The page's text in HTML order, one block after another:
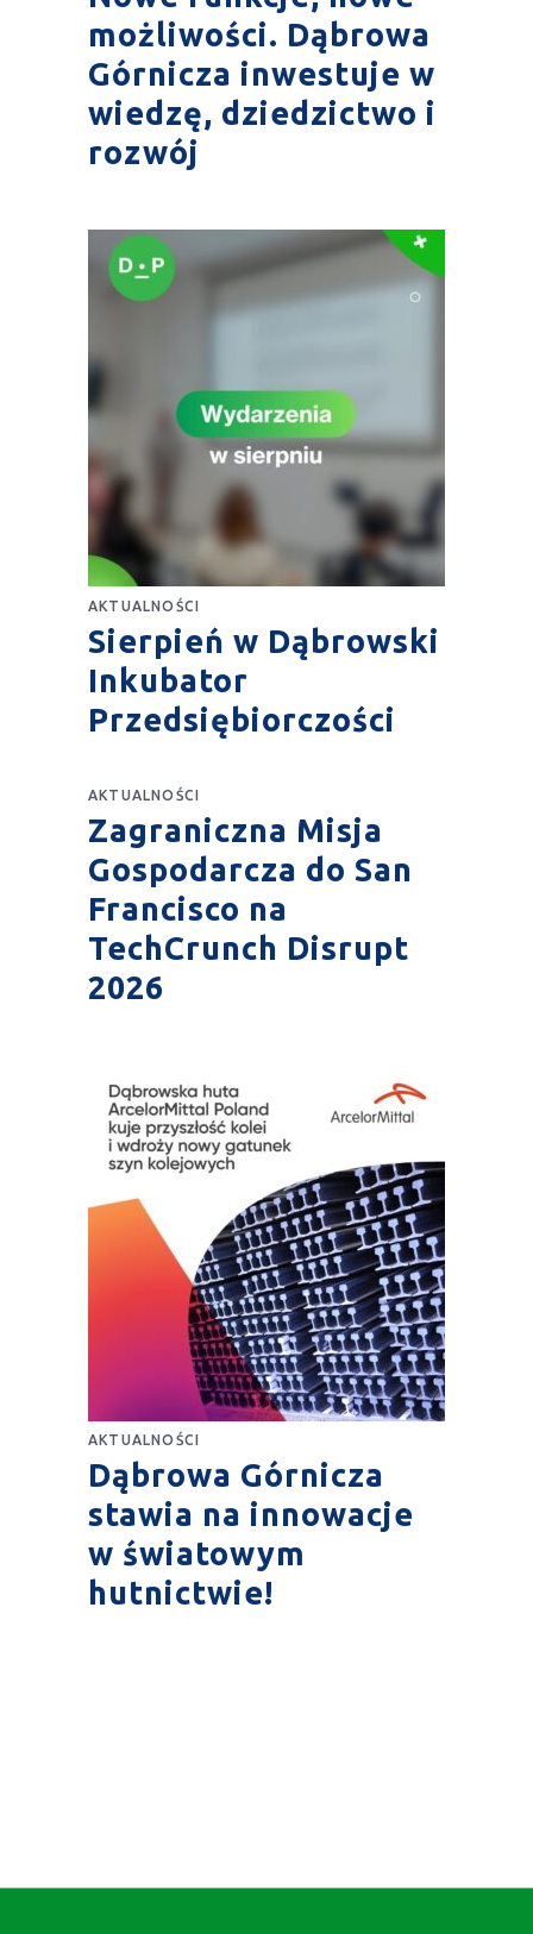
możliwości. Dąbrowa
Górnicza inwestuje w
wiedzę, dziedzictwo i
rozwój
AKTUALNOŚCI
Sierpień w Dąbrowski
Inkubator
Przedsiębiorczości
AKTUALNOŚCI
Zagraniczna Misja
Gospodarcza do San
Francisco na
TechCrunch Disrupt
2026
AKTUALNOŚCI
Dąbrowa Górnicza
stawia na innowacje
w światowym
hutnictwie!